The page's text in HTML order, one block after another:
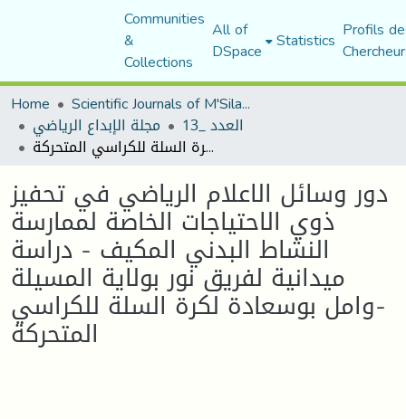
Communities
&
Collections
All of
DSpace Statistics Profils
Home
Scientific Journals of M'Sila University
مجلة الإبداع الرياضي العدد _13
دور وسائل الاعلام الرياضي في تحفيز ذوي الاحتياجات الخاصة لممارسة النشاط البدني المكيف - دراسة ميدانية لفريق نور بولاية المسيلة -وامل بوسعادة لكرة السلة للكراسي المتحركة
دور وسائل الاعلام الرياضي في تحفيز
ذوي الاحتياجات الخاصة لممارسة
النشاط البدني المكيف - دراسة
ميدانية لفريق نور بولاية المسيلة
-وامل بوسعادة لكرة السلة للكراسي
المتحركة